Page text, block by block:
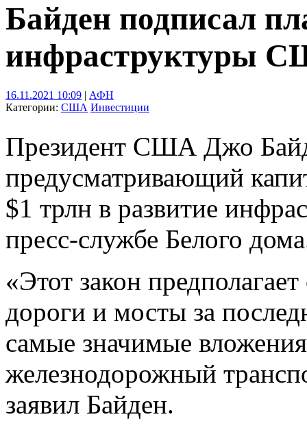
Байден подписал
инфраструктуры
16.11.2021 10:09 | АФН
Категории: США Инвестиции
Президент США Джо
предусматривающий
$1 трлн в развитие
пресс-службе Белого
«Этот закон
дороги и мосты за
самые значимые
железнодорожный
заявил Байден.